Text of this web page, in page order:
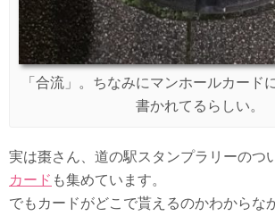
「合流」。ちなみにマンホールカード
書かれてるらしい。
実は棗さん、道の駅スタンプラリーのつ
カード も集めています。
でもカードがどこで貰えるのかわからな